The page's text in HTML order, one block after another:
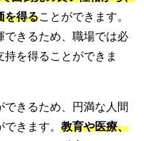
を得る ことができます。
できるため、職場では必
を得ることができま
できるため、円満な人間
きます。 教育や医療、